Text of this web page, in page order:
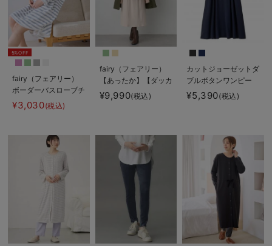
5%OFF
fairy（フェアリー）
ボーダーバスローブチ
ュニック
¥3,030(税込)
fairy（フェアリー）
【あったか】【ダッカ
ー付】フーデットママ
コート マタニティ・
¥9,990(税込)
カットジョーゼットダ
ブルボタンワンピー
ス マタニティ・授乳
服【出産後も長く使え
¥5,390(税込)